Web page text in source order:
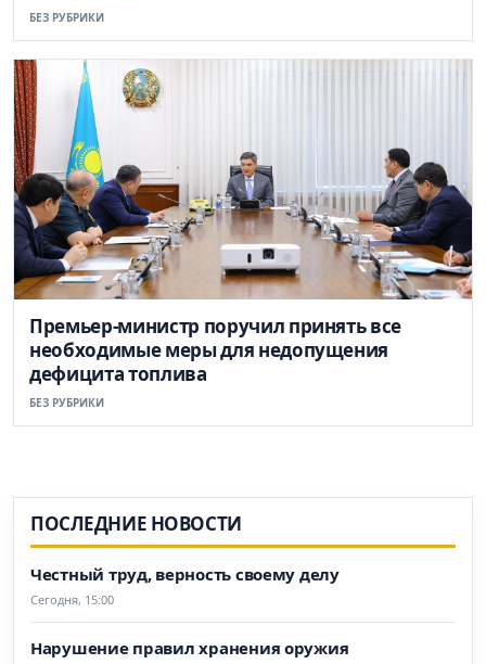
БЕЗ РУБРИКИ
Премьер-министр поручил принять все
необходимые меры для недопущения
дефицита топлива
БЕЗ РУБРИКИ
ПОСЛЕДНИЕ НОВОСТИ
Честный труд, верность своему делу
Сегодня, 15:00
Нарушение правил хранения оружия